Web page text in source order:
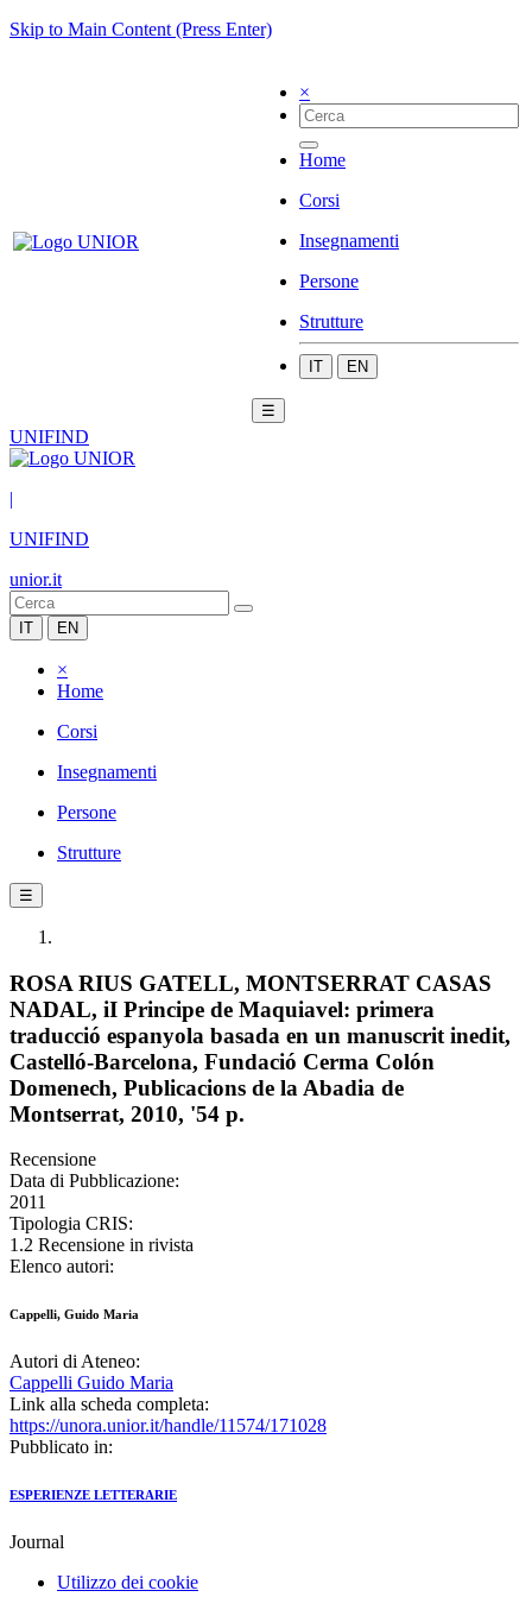
Skip to Main Content (Press Enter)
×
Home
Corsi
Insegnamenti
Persone
Strutture
IT EN
☰
UNIFIND
|
UNIFIND
unior.it
IT EN
×
Home
Corsi
Insegnamenti
Persone
Strutture
☰
ROSA RIUS GATELL, MONTSERRAT CASAS
NADAL, iI Principe de Maquiavel: primera
traducció espanyola basada en un manuscrit inedit,
Castelló-Barcelona, Fundació Cerma Colón
Domenech, Publicacions de la Abadia de
Montserrat, 2010, '54 p.
Recensione
Data di Pubblicazione:
2011
Tipologia CRIS:
1.2 Recensione in rivista
Elenco autori:
Cappelli, Guido Maria
Autori di Ateneo:
Cappelli Guido Maria
Link alla scheda completa:
https://unora.unior.it/handle/11574/171028
Pubblicato in:
ESPERIENZE LETTERARIE
Journal
Utilizzo dei cookie